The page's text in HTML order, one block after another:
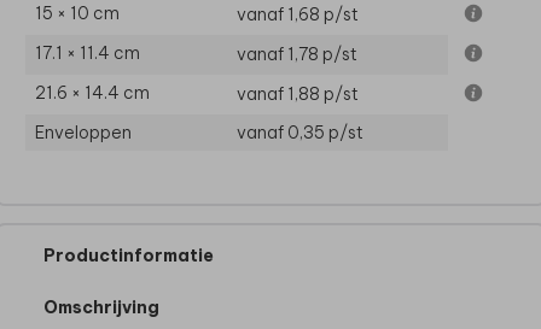
15 × 10 cm vanaf 1,68 p/st
17.1 × 11.4 cm
vanaf 1,78 p/st
21.6 × 14.4 cm
vanaf 1,88 p/st
Enveloppen
vanaf 0,35 p/st
Productinformatie
Omschrijving